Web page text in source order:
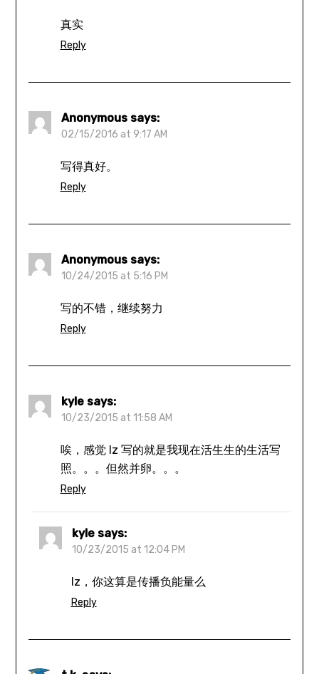
真实
Reply
Anonymous says:
02/15/2016 at 9:17 AM
写得真好。
Reply
Anonymous says:
10/24/2015 at 5:16 PM
写的不错，继续努力
Reply
kyle says:
10/23/2015 at 11:58 AM
唉，感觉 lz 写的就是我现在活生生的生活写
照。。。但然并卵。。。
Reply
kyle says:
10/23/2015 at 12:04 PM
lz，你这算是传播负能量么
Reply